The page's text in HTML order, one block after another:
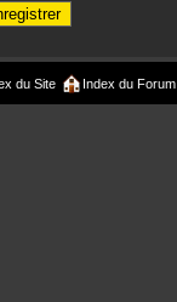
du Site Index du Forum